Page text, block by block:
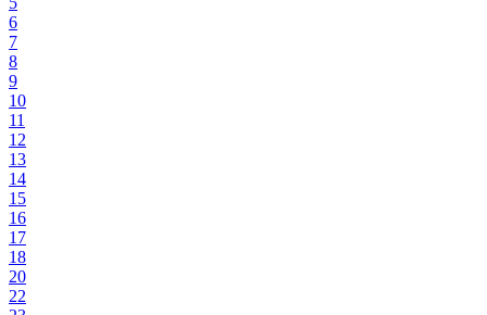
6
7
8
9
10
11
12
13
14
15
16
17
18
20
22